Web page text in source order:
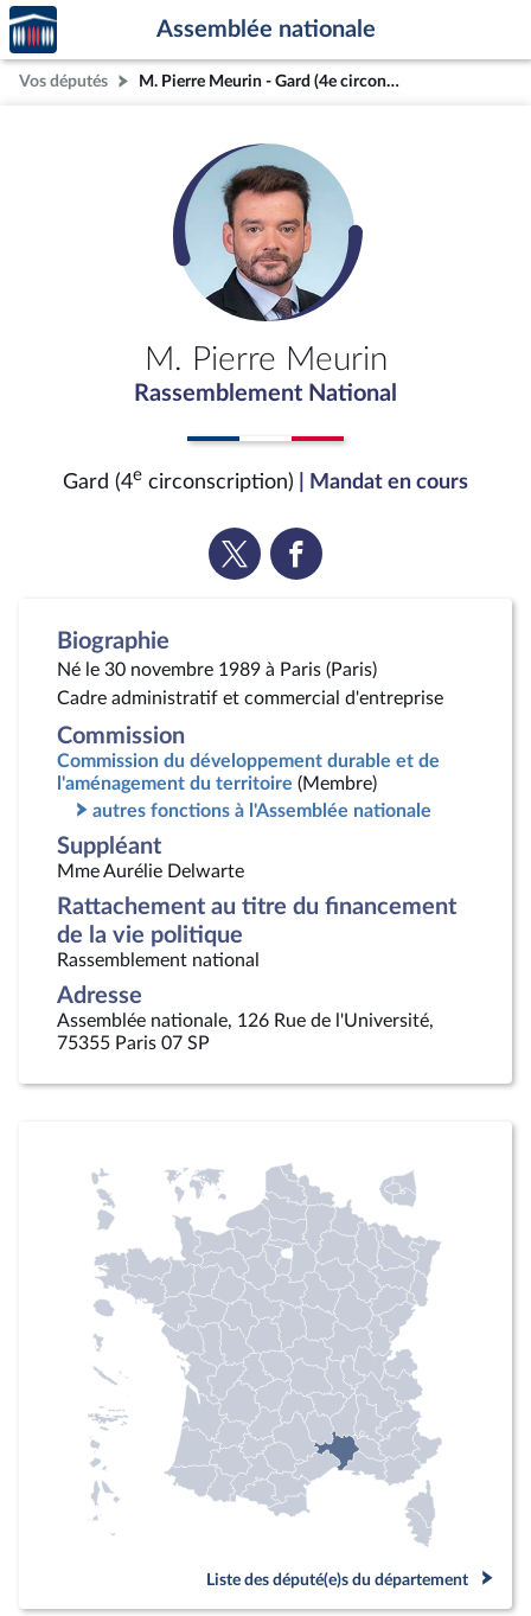
Aller au contenu
Aller en bas de la page
Accèder
à la
page
d'accueil
Assemblée nationale
Vos députés M. Pierre Meurin - Gard (4e circonscription)
M. Pierre Meurin
Rassemblement National
Gard (4e circonscription) | Mandat en cours
Voir
la
Voir
la
Biographie
Né le 30 novembre 1989 à Paris (Paris)
Cadre administratif et commercial d'entreprise
Commission
Commission du développement durable et de
l'aménagement du territoire (Membre)
autres fonctions à l'Assemblée nationale
Suppléant
Mme Aurélie Delwarte
Rattachement au titre du financement
de la vie politique
Rassemblement national
Adresse
Assemblée nationale, 126 Rue de l'Université,
75355 Paris 07 SP
Liste des député(e)s du département